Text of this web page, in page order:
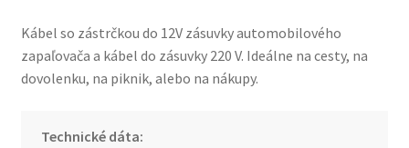
Kábel so zástrčkou do 12V zásuvky automobilového
zapaľovača a kábel do zásuvky 220 V. Ideálne na cesty, na
dovolenku, na piknik, alebo na nákupy.
Technické dáta: